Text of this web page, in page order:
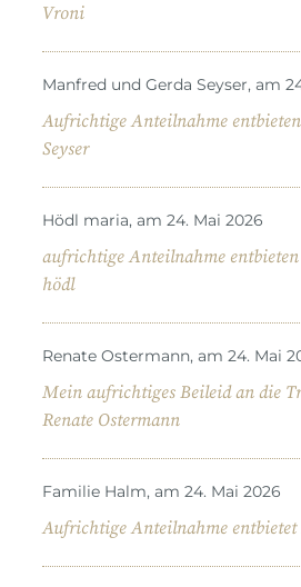
Vroni
Manfred und Gerda Seyser, am
Aufrichtige Anteilnahme
Seyser
Hödl maria, am 24. Mai 2026
aufrichtige Anteilnahme
hödl
Renate Ostermann, am 24. Mai
Mein aufrichtiges Beileid an die
Renate Ostermann
Familie Halm, am 24. Mai 2026
Aufrichtige Anteilnahme entbietet